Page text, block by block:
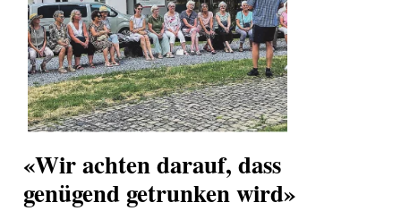
«Wir achten darauf, dass
genügend getrunken wird»